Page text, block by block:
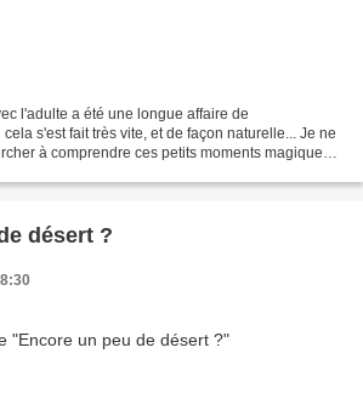
l'adulte a été une longue affaire de
s'est fait très vite, et de façon naturelle... Je ne
à comprendre ces petits moments magiques,
désert ?